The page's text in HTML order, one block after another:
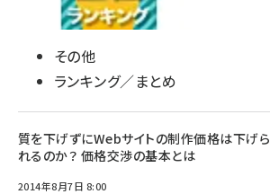
その他
ランキング／まとめ
質を下げずにWebサイトの制作価格は下げら
れるのか？ 価格交渉の基本とは
2014年8月7日 8:00